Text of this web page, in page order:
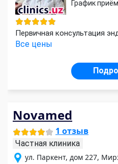
График
Первичная консультация
Все цены
Novamed
1 отзыв
Частная клиника
ул. Паркент, дом 227,